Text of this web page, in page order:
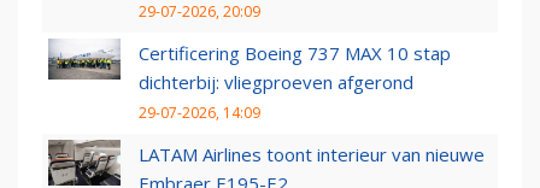
29-07-2026, 20:09
Certificering Boeing 737 MAX 10 stap
dichterbij: vliegproeven afgerond
29-07-2026, 14:09
LATAM Airlines toont interieur van nieuwe